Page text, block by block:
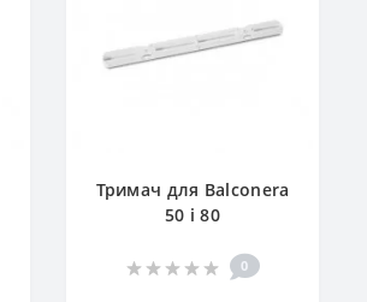
Тримач для Balconera
50 і 80
0